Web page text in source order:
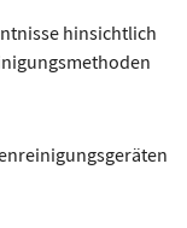
hinsichtlich